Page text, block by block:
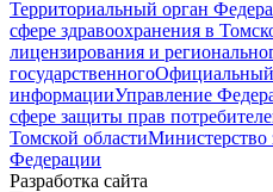
Территориальный орган
сфере здравоохранения в
лицензирования и
государственногоОфициальный
информацииУправление
сфере защиты прав
Томской областиМинистерство
Федерации
Разработка сайта